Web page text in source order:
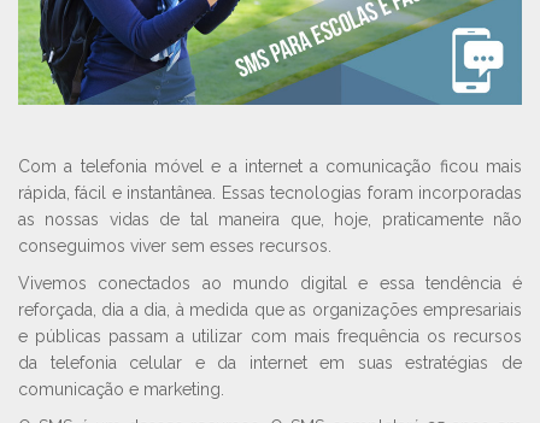
Com a telefonia móvel e a internet a comunicação ficou mais
rápida, fácil e instantânea. Essas tecnologias foram incorporadas
as nossas vidas de tal maneira que, hoje, praticamente não
conseguimos viver sem esses recursos.
Vivemos conectados ao mundo digital e essa tendência é
reforçada, dia a dia, à medida que as organizações empresariais
e públicas passam a utilizar com mais frequência os recursos
da telefonia celular e da internet em suas estratégias de
comunicação e marketing.